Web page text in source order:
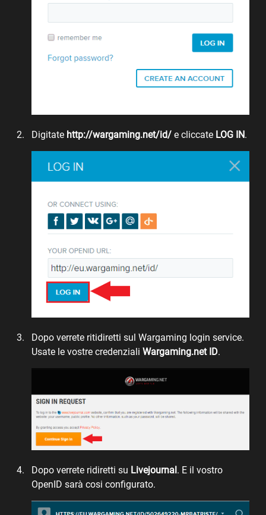
Digitate http://wargaming.net/id/ e cliccate LOG IN.
Dopo verrete ritidiretti sul Wargaming login service.
Usate le vostre credenziali Wargaming.net ID.
Dopo verrete ridiretti su Livejournal. E il vostro
OpenID sarà cosi configurato.